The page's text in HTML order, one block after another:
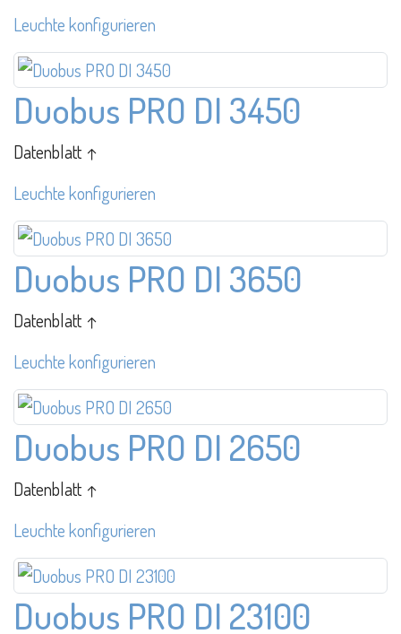
Leuchte konfigurieren
Duobus PRO DI 3450
Datenblatt ↑
Leuchte konfigurieren
Duobus PRO DI 3650
Datenblatt ↑
Leuchte konfigurieren
Duobus PRO DI 2650
Datenblatt ↑
Leuchte konfigurieren
Duobus PRO DI 23100